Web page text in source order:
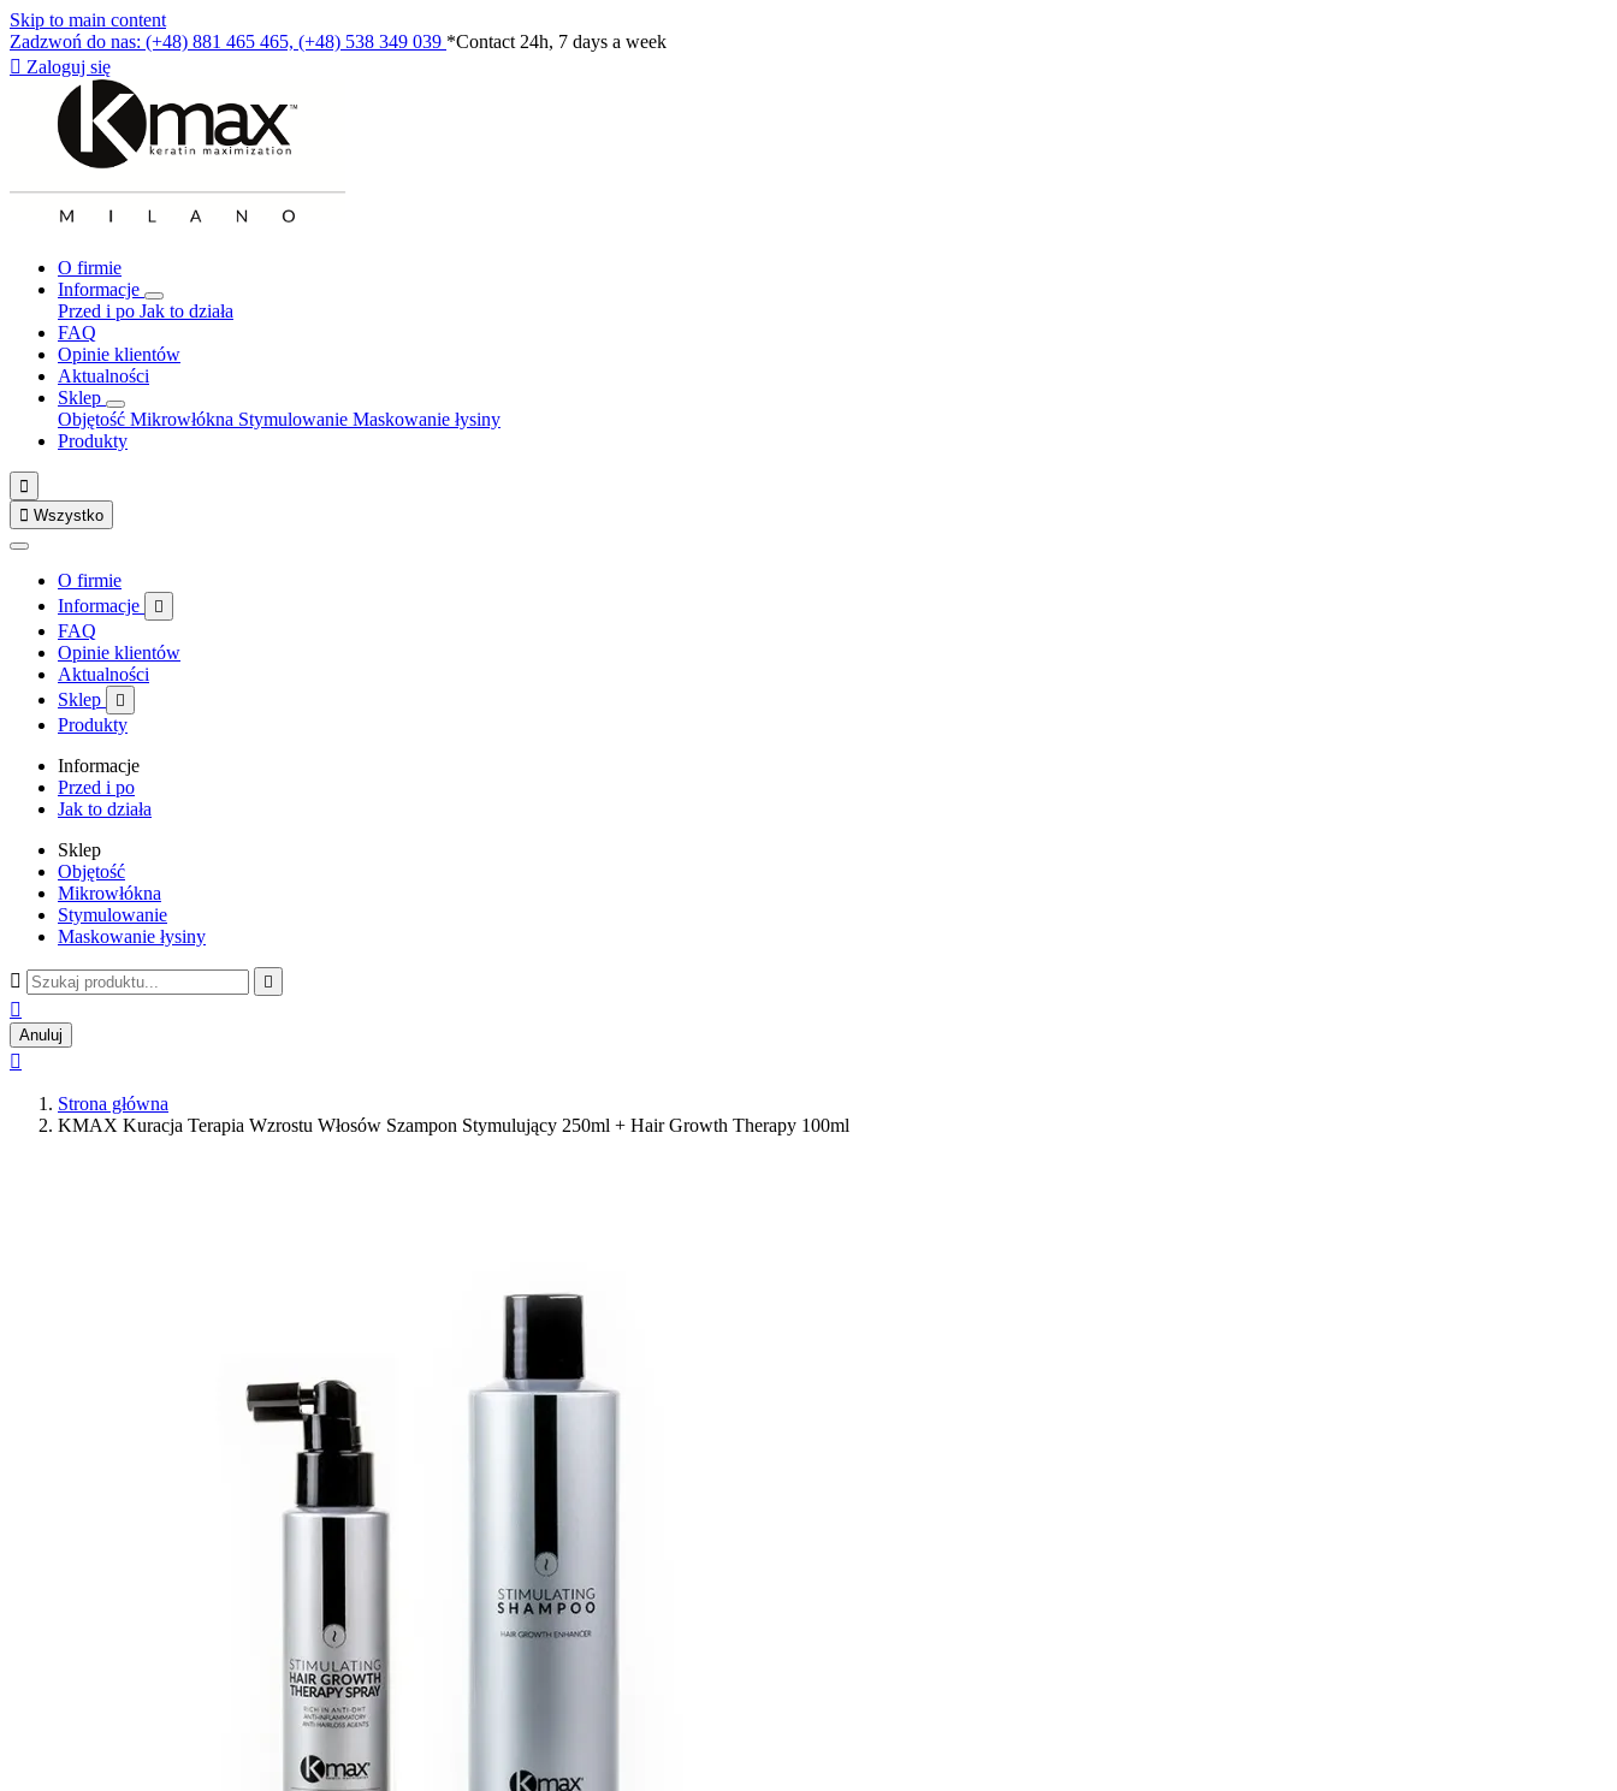
Skip to main content
Zadzwoń do nas: (+48) 881 465 465, (+48) 538 349 039 *Contact 24h, 7 days a week
 Zaloguj się
O firmie
Informacje
Przed i po Jak to działa
FAQ
Opinie klientów
Aktualności
Sklep
Objętość Mikrowłókna Stymulowanie Maskowanie łysiny
Produkty

 Wszystko
O firmie
Informacje

FAQ
Opinie klientów
Aktualności
Sklep

Produkty
Informacje
Przed i po
Jak to działa
Sklep
Objętość
Mikrowłókna
Stymulowanie
Maskowanie łysiny
 

Anuluj

Strona główna
KMAX Kuracja Terapia Wzrostu Włosów Szampon Stymulujący 250ml + Hair Growth Therapy 100ml